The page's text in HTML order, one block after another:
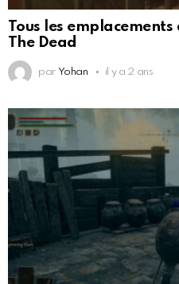
Tous les
The Dead
par Yohan il y a 2 ans